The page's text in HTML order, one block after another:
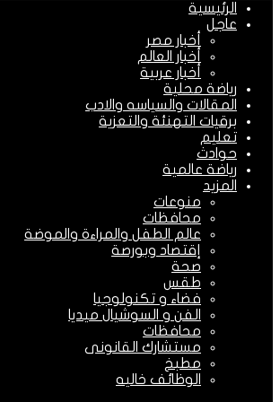
الرئيسية
عاجل
أخبار مصر
أخبار العالم
أخبار عربية
رياضة محلية
المقالات والسياسه والادب
برقيات التهنئة والتعزية
تعليم
حوادث
رياضة عالمية
المزيد
منوعات
محافظات
عالم الطفل والمراءة والموضة
إقتصاد وبورصة
صحة
طقس
فضاء و تكنولوجيا
الفن و السوشيال ميديا
محافظات
مستشارك القانونى
مطبخ
الوظائف خاليه